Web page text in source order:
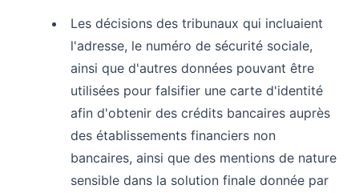
Les décisions des tribunaux qui incluaient
l'adresse, le numéro de sécurité sociale,
ainsi que d'autres données pouvant être
utilisées pour falsifier une carte d'identité
afin d'obtenir des crédits bancaires auprès
des établissements financiers non
bancaires, ainsi que des mentions de nature
sensible dans la solution finale donnée par